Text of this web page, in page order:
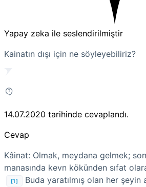
Yapay zeka ile seslendirilmiştir
Kainatın dışı için ne söyleyebiliriz?
14.07.2020 tarihinde cevaplandı.
Cevap
Kâinat: Olmak, meydana gelmek;
manasında kevn kökünden sıfat
[1]
Buda yaratılmış olan her şeyin